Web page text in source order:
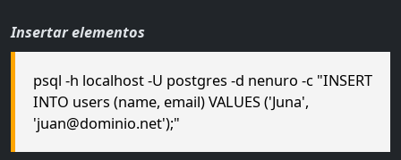
Insertar elementos
psql -h localhost -U postgres -d nenuro -c "INSERT
INTO users (name, email) VALUES ('Juna',
'juan@dominio.net');"